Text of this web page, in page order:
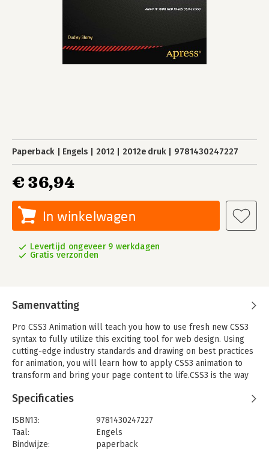
Paperback Engels 2012 2012e druk 9781430247227
€ 36,94
In winkelwagen
Levertijd ongeveer 9 werkdagen
Gratis verzonden
Samenvatting
Pro CSS3 Animation will teach you how to use fresh new CSS3
syntax to fully utilize this exciting tool for web design. Using
cutting-edge industry standards and drawing on best practices
for animation, you will learn how to apply CSS3 animation to
transform and bring your page content to life.CSS3 is the way
and exciting options for design. Integrated with HTML5, SVG and
dimension to change the perception and appreciation
generated in your audience. This book will teach you how to:
Specificaties
ISBN13:
9781430247227
Taal:
Engels
Bindwijze:
paperback